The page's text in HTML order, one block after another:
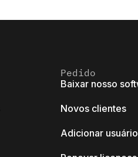
Pedido
Baixar nosso
Novos clientes
Adicionar